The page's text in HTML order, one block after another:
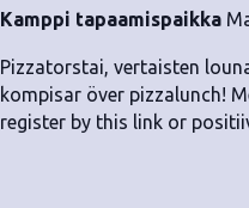
Kamppi tapaamispaikka
Pizzatorstai, vertaisten
kompisar över pizzalunch!
register by this link or